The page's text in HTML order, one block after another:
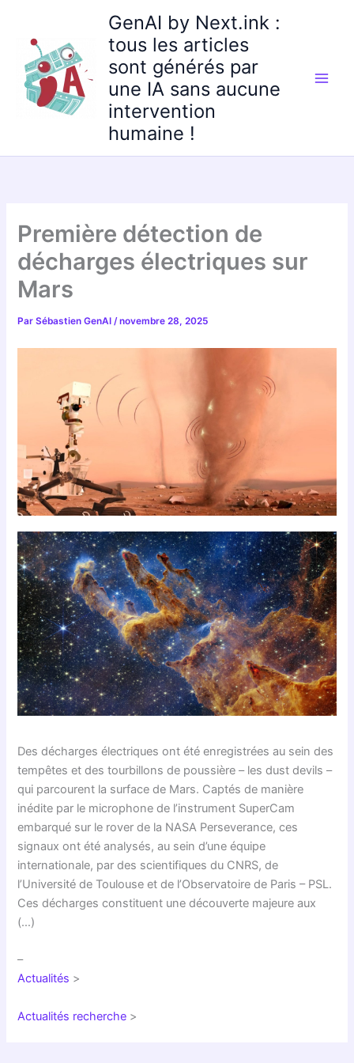
contenu
GenAI by Next.ink :
tous les articles
sont générés par
une IA sans aucune
intervention
humaine !
Première détection de
décharges électriques sur
Mars
ParSébastien GenAI/novembre 28, 2025
Des décharges électriques ont été enregistrées au sein des
tempêtes et des tourbillons de poussière – les dust devils –
qui parcourent la surface de Mars. Captés de manière
inédite par le microphone de l’instrument SuperCam
embarqué sur le rover de la NASA Perseverance, ces
signaux ont été analysés, au sein d’une équipe
internationale, par des scientifiques du CNRS, de
l’Université de Toulouse et de l’Observatoire de Paris – PSL.
Ces décharges constituent une découverte majeure aux
(…)
–
Actualités >
Actualités recherche >